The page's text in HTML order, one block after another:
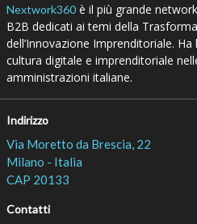
Nextwork360è il più grande
B2B dedicati ai temi della
dell’Innovazione Imprenditoriale.
cultura digitale e imprenditoriale
amministrazioni italiane.
Indirizzo
Via Moretto da Brescia, 22
Milano - Italia
CAP 20133
Contatti